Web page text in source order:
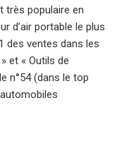
très populaire en
d’air portable le plus
des ventes dans les
et « Outils de
n°54 (dans le top